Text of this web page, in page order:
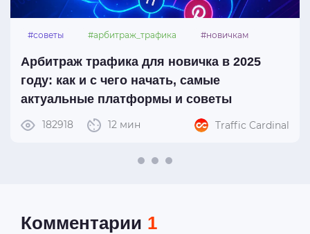
#советы #арбитраж_трафика
#новичкам
Арбитраж трафика для новичка в 2025
году: как и с чего начать, самые
актуальные платформы и советы
182918 12 мин Traffic Cardinal
Комментарии 1